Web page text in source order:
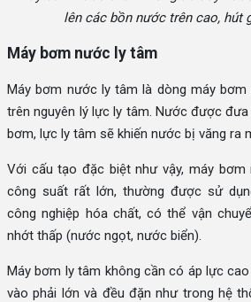
lên các bồn nước trên cao, hút
Máy bơm nước ly tâm
Máy bơm nước ly tâm là dòng máy
trên nguyên lý lực ly tâm. Nước được
bơm, lực ly tâm sẽ khiến nước bị văng ra
Với cấu tạo đặc biệt như vậy, máy
công suất rất lớn, thường được sử
công nghiệp hóa chất, có thể vận
nhớt thấp (nước ngọt, nước biển).
Máy bơm ly tâm không cần có áp lực
vào phải lớn và đều đặn như trong hệ